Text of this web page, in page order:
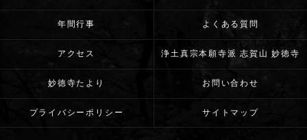
年間行事 よくある質問
アクセス 浄土真宗本願寺派 志賀山 妙徳寺
妙徳寺たより お問い合わせ
プライバシーポリシー サイトマップ